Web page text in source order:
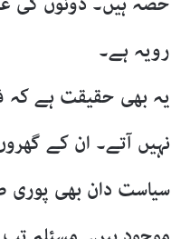
رویہ ہے۔
یہ بھی حقیقت ہے
نہیں آتے۔ ان کے
سیاست دان بھی پوری